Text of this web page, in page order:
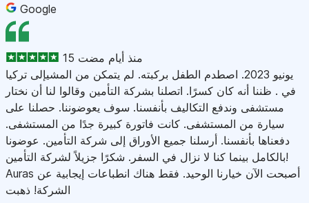
Google
15 منذ أيام مضت
يونيو 2023. اصطدم الطفل بركبته. لم يتمكن من المشيإلى تركيا
في . ظننا أنه كان كسرًا. اتصلنا بشركة التأمين وقالوا لنا أن نختار
مستشفى وندفع التكاليف بأنفسنا. سوف يعوضوننا. حصلنا على
سيارة من المستشفى. كانت فاتورة كبيرة جدًا من المستشفى.
دفعناها بأنفسنا. أرسلنا جميع الأوراق إلى شركة التأمين. عوضونا
بالكامل بينما كنا لا نزال في السفر. شكرًا جزيلاً لشركة التأمين!
Auras أصبحت الآن خيارنا الوحيد. فقط هناك انطباعات إيجابية عن
الشركة! ذهبت